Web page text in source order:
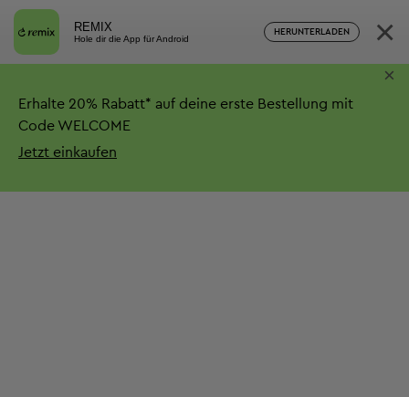
REMIX
Hole dir die App für Android
HERUNTERLADEN ×
Erhalte 20% Rabatt* auf deine erste Bestellung mit
Code WELCOME
Jetzt einkaufen
×